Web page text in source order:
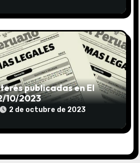
publicadas en El
10/2023
2 de octubre de 2023